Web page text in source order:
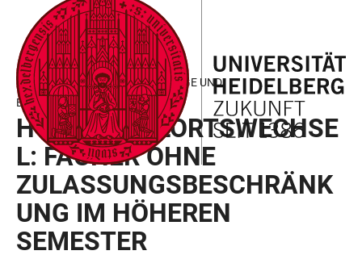
LINKS
ZUR
BARRIEREFREIHEIT
ZUM
HAUPTINHALT
HAUPTNAVIGATION
ÖFFNEN
WEBSEITENSUCHE
ÖFFNEN
EU- UND EWR-STAATSANGEHÖRIGE UND
BILDUNGSINLÄNDER:INNEN
HOCHSCHULORTSWECHSE
L: FÄCHER OHNE
ZULASSUNGSBESCHRÄNK
UNG IM HÖHEREN
SEMESTER